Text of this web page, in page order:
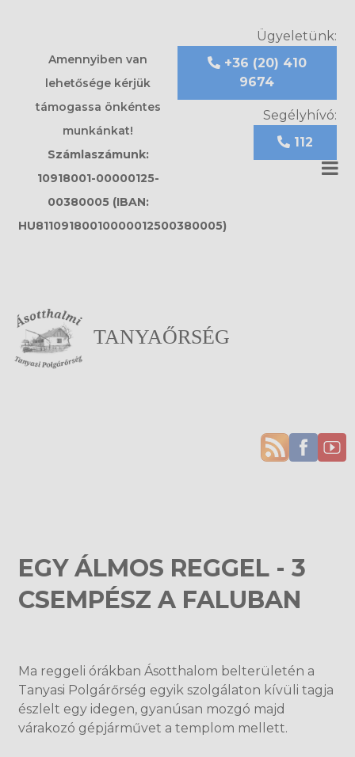
Amennyiben van
lehetősége kérjük
támogassa önkéntes
munkánkat!
Számlaszámunk:
10918001-00000125-
00380005 (IBAN:
HU81109180010000012500380005)
Ügyeletünk:
+36 (20) 410
9674
Segélyhívó:
112
TANYAŐRSÉG
EGY ÁLMOS REGGEL - 3
CSEMPÉSZ A FALUBAN
Ma reggeli órákban Ásotthalom belterületén a
Tanyasi Polgárőrség egyik szolgálaton kívüli tagja
észlelt egy idegen, gyanúsan mozgó majd
várakozó gépjárművet a templom mellett.